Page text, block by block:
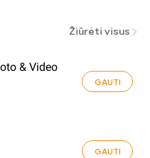
Žiūrėti visus
& Video
GAUTI
GAUTI